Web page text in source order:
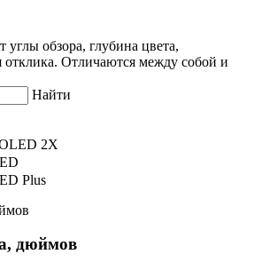
углы обзора, глубина цвета,
отклика. Отличаются между собой и
Найти
2X
Plus
дюймов